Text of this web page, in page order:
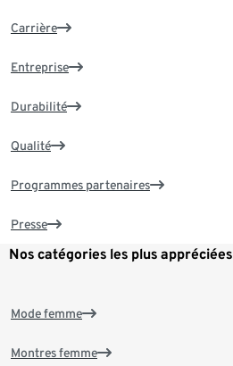
Carrière
Entreprise
Durabilité
Qualité
Programmes partenaires
Presse
Nos catégories les plus appréciées
Mode femme
Montres femme